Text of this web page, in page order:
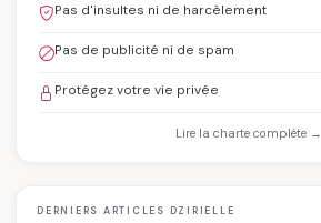
Pas d'insultes ni de harcèlement
Pas de publicité ni de spam
Protégez votre vie privée
Lire la charte complète →
DERNIERS ARTICLES DZIRIELLE